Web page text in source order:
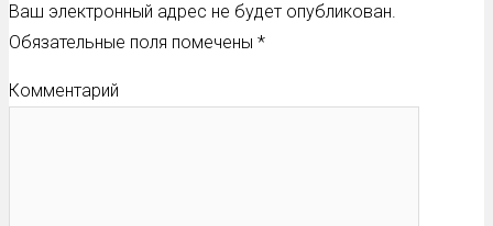
Ваш электронный адрес не будет опубликован.
Обязательные поля помечены *
Комментарий